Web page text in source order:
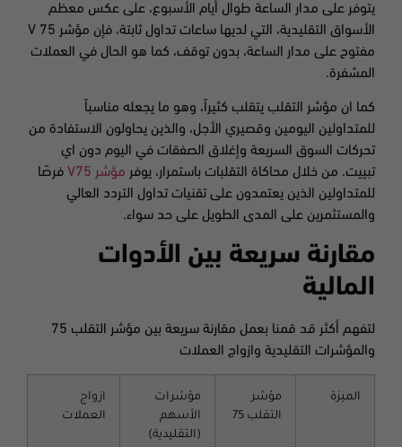
يتوفر على مدار الساعة طوال أيام الأسبوع، على عكس معظم
الأسواق التقليدية، التي لديها ساعات تداول ثابتة، فإن مؤشر V 75
مفتوح على مدار الساعة، بدون توقف، كما هو الحال في العملات
المشفرة.
كما ان مؤشر التقلب يتقلب كثيراً، وهو ما يجعله مناسباً
للمتداولين اليومين وقصيري الأجل، والذين يحاولون الاستفادة من
تحركات السوق السريعة وإغلاق الصفقات في اليوم دون اي
تبييت. من خلال محاكاة التقلبات باستمرار، يوفر مؤشر V75
فرصًا
للمتداولين الذين يعتمدون على تقنيات تداول التردد العالي
والمستثمرين على المدى الطويل على حد سواء.
مقارنة سريعة بين الأدوات
المالية
لتفهم أكثر قد قمنا بعمل مقارنة سريعة بين مؤشر التقلب 75
والمؤشرات التقليدية وازواج العملات
الميزة
مؤشر
التقلب 75
مؤشرات
الأسهم
(التقليدية)
ازواج
العملات